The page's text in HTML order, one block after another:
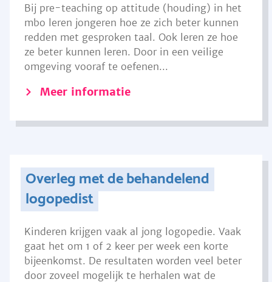
Bij pre-teaching op attitude (houding) in het
mbo leren jongeren hoe ze zich beter kunnen
redden met gesproken taal. Ook leren ze hoe
ze beter kunnen leren. Door in een veilige
omgeving vooraf te oefenen...
Meer informatie
Overleg met de behandelend
logopedist
Kinderen krijgen vaak al jong logopedie. Vaak
gaat het om 1 of 2 keer per week een korte
bijeenkomst. De resultaten worden veel beter
door zoveel mogelijk te herhalen wat de